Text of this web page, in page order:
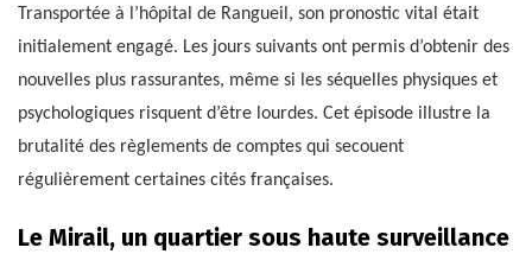
Transportée à l’hôpital de Rangueil, son pronostic vital était
initialement engagé. Les jours suivants ont permis d’obtenir des
nouvelles plus rassurantes, même si les séquelles physiques et
psychologiques risquent d’être lourdes. Cet épisode illustre la
brutalité des règlements de comptes qui secouent
régulièrement certaines cités françaises.
Le Mirail, un quartier sous haute surveillance